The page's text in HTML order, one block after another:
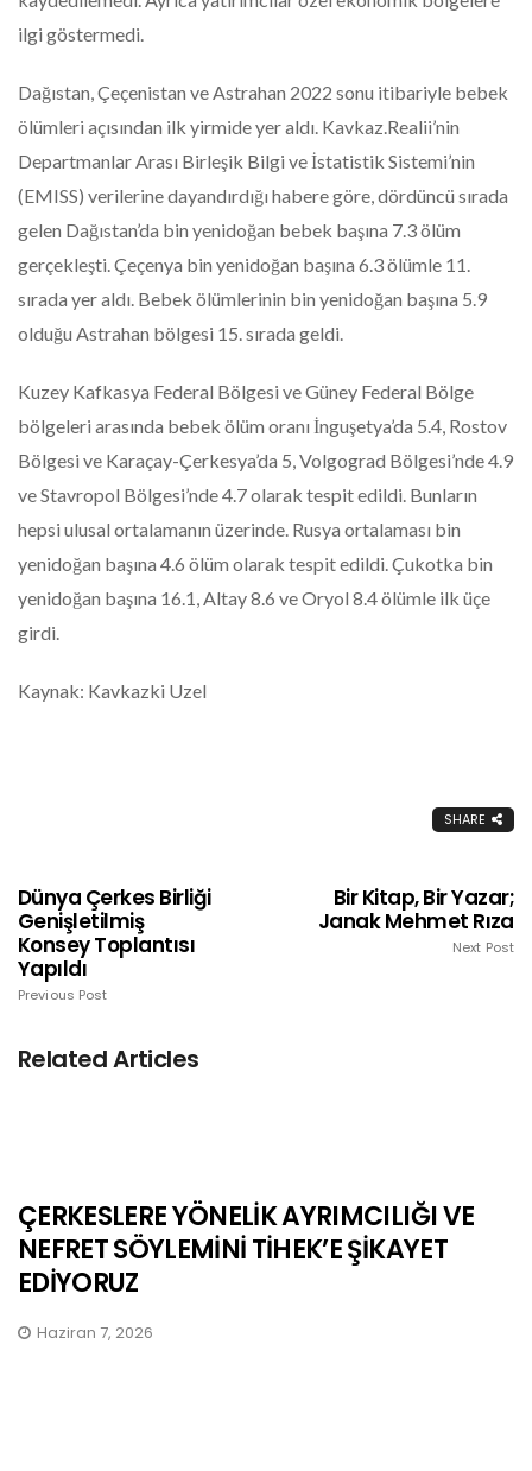
ilgi göstermedi.
Dağıstan, Çeçenistan ve Astrahan 2022 sonu itibariyle bebek
ölümleri açısından ilk yirmide yer aldı. Kavkaz.Realii’nin
Departmanlar Arası Birleşik Bilgi ve İstatistik Sistemi’nin
(EMISS) verilerine dayandırdığı habere göre, dördüncü sırada
gelen Dağıstan’da bin yenidoğan bebek başına 7.3 ölüm
gerçekleşti. Çeçenya bin yenidoğan başına 6.3 ölümle 11.
sırada yer aldı. Bebek ölümlerinin bin yenidoğan başına 5.9
olduğu Astrahan bölgesi 15. sırada geldi.
Kuzey Kafkasya Federal Bölgesi ve Güney Federal Bölge
bölgeleri arasında bebek ölüm oranı İnguşetya’da 5.4, Rostov
Bölgesi ve Karaçay-Çerkesya’da 5, Volgograd Bölgesi’nde 4.9
ve Stavropol Bölgesi’nde 4.7 olarak tespit edildi. Bunların
hepsi ulusal ortalamanın üzerinde. Rusya ortalaması bin
yenidoğan başına 4.6 ölüm olarak tespit edildi. Çukotka bin
yenidoğan başına 16.1, Altay 8.6 ve Oryol 8.4 ölümle ilk üçe
girdi.
Kaynak: Kavkazki Uzel
SHARE
Dünya Çerkes Birliği
Genişletilmiş
Konsey Toplantısı
Yapıldı
Previous Post
Bir Kitap, Bir Yazar;
Janak Mehmet Rıza
Next Post
Related Articles
ÇERKESLERE YÖNELİK AYRIMCILIĞI VE
NEFRET SÖYLEMİNİ TİHEK’E ŞİKAYET
EDİYORUZ
Haziran 7, 2026